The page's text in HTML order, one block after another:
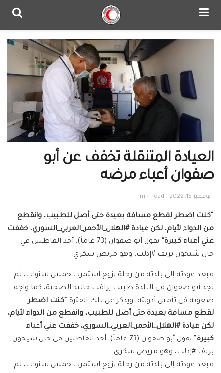
العيادة المتنقلة تخفف عن أبو
صفوان أعباء مرضه
نوفمبر 15, 2022 1 min read
كنت اضطر لقطع مسافة بعيدة حتى أصل للطبيب، وانقطع
من الدواء لأيام، لكن عيادة #الهلال_الأحمر_العربي_السوري، خففت
عني أعباء كبيرة
” يقول أبو صفوان (73 عاماً)، أحد القاطنين في
خان شيخون بريف #إدلب، وهو مريض سكري.
فبعد عودته إلى بلدته من رحلة نزوح استمرت خمس سنوات، لم
يجد أبو صفوان في البلدة طبيب يراقب حالته الصحية، كما واجه
صعوبة في تأمين أدويته، ويذكر عن تلك الفترة “ كنت اضطر
لقطع مسافة بعيدة حتى أصل للطبيب، وانقطع من الدواء لأيام،
لكن عيادة #الهلال_الأحمر_العربي_السوري، خففت عني أعباء
كبيرة
” يقول أبو صفوان (73 عاماً)، أحد القاطنين في خان شيخون
بريف #إدلب، وهو مريض سكري.
فبعد عودته إلى بلدته من رحلة نزوح استمرت خمس سنوات، لم